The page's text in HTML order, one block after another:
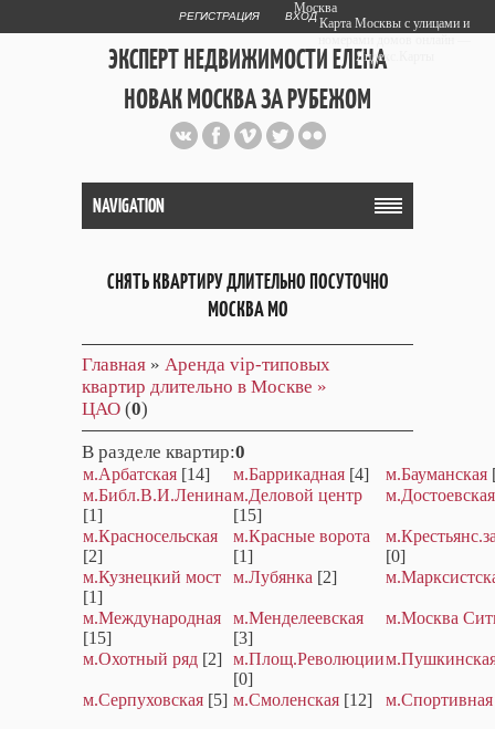
РЕГИСТРАЦИЯ ВХОД
ЭКСПЕРТ НЕДВИЖИМОСТИ ЕЛЕНА
НОВАК МОСКВА ЗА РУБЕЖОМ
Публичный сайт эксперта автора
web дизайнера+7 903 708 1884
NAVIGATION
СНЯТЬ КВАРТИРУ ДЛИТЕЛЬНО ПОСУТОЧНО
МОСКВА МО
Главная » Аренда vip-типовых
квартир длительно в Москве »
ЦАО (0)
В разделе квартир:0
м.Арбатская [14] м.Баррикадная [4] м.Бауманская
м.Библ.В.И.Ленина
[1]
м.Деловой центр
[15]
м.Достоевская
м.Красносельская
[2]
м.Красные ворота
[1]
[0]
м.Кузнецкий мост
[1]
м.Лубянка [2]
м.Международная
[15]
м.Менделеевская
[3]
м.Москва
м.Охотный ряд [2] м.Площ.Революции
[0]
м.Серпуховская [5] м.Смоленская [12] м.Спортивная
Москва
Карта Москвы с улицами и
Яндекс.Карты